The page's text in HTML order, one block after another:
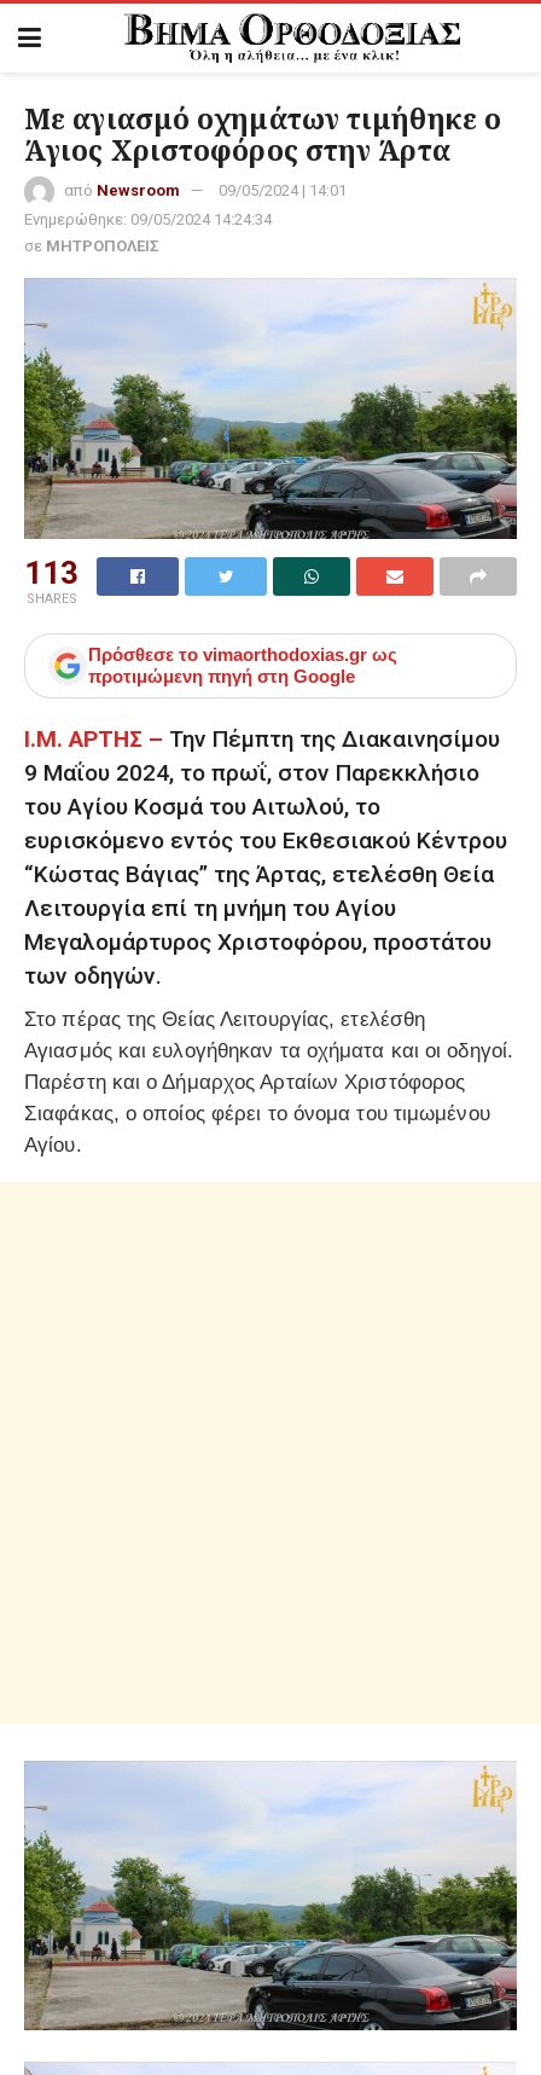
Με αγιασμό οχημάτων τιμήθηκε ο
Άγιος Χριστοφόρος στην Άρτα
από Newsroom
09/05/2024 | 14:01
Ενημερώθηκε: 09/05/2024 14:24:34
σε ΜΗΤΡΟΠΟΛΕΙΣ
113
SHARES
Πρόσθεσε το vimaorthodoxias.gr ως
προτιμώμενη πηγή στη Google
Ι.Μ. ΑΡΤΗΣ – Την Πέμπτη της Διακαινησίμου
9 Μαΐου 2024, το πρωΐ, στον Παρεκκλήσιο
του Αγίου Κοσμά του Αιτωλού, το
ευρισκόμενο εντός του Εκθεσιακού Κέντρου
“Κώστας Βάγιας” της Άρτας, ετελέσθη Θεία
Λειτουργία επί τη μνήμη του Αγίου
Μεγαλομάρτυρος Χριστοφόρου, προστάτου
των οδηγών.
Στο πέρας της Θείας Λειτουργίας, ετελέσθη
Αγιασμός και ευλογήθηκαν τα οχήματα και οι οδηγοί.
Παρέστη και ο Δήμαρχος Αρταίων Χριστόφορος
Σιαφάκας, ο οποίος φέρει το όνομα του τιμωμένου
Αγίου.